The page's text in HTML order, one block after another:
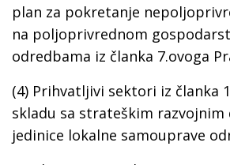
plan za pokretanje
na poljoprivrednom
odredbama iz članka 7.ovoga
(4) Prihvatljivi sektori iz članka
skladu sa strateškim
jedinice lokalne samouprave